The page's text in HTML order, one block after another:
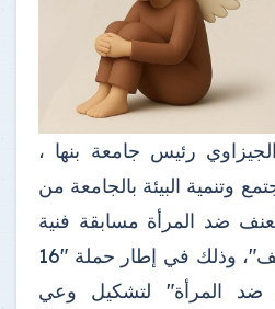
رئيس جامعة بنها ،
وتنمية البيئة بالجامعة من
ضد المرأة مسابقة فنية
بعنوان " فنون ضد العنف"، وذلك في إطار حملة "16
ضد المرأة" لتشكيل وعي